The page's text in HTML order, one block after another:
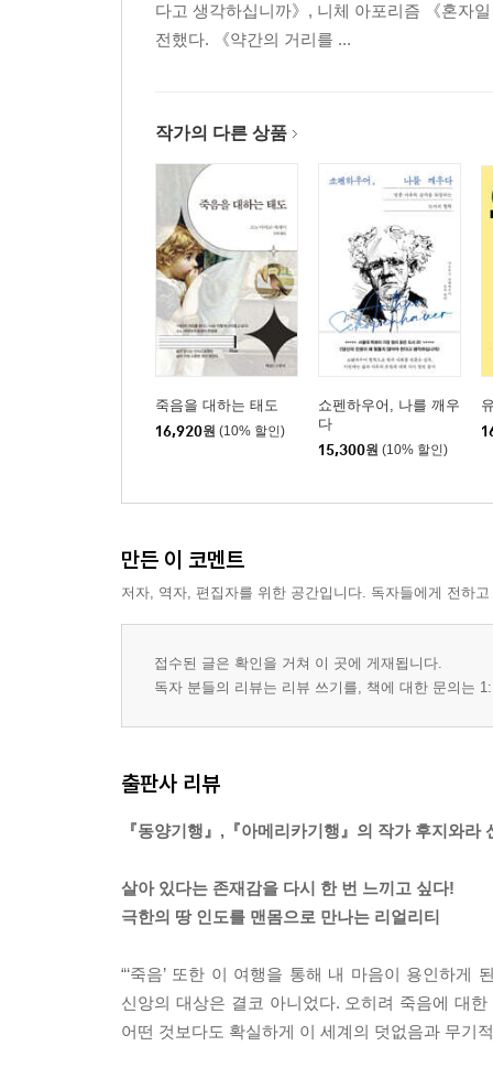
다고 생각하십니까》, 니체 아포리즘 《혼자
전했다. 《약간의 거리를 ...
작가의 다른 상품
죽음을 대하는 태도
16,920원 (10% 할인)
쇼펜하우어, 나를 깨우
다
15,300원 (10% 할인)
만든 이 코멘트
저자, 역자, 편집자를 위한 공간입니다. 독자들에게 전하
접수된 글은 확인을 거쳐 이 곳에 게재됩니다.
독자 분들의 리뷰는 리뷰 쓰기를, 책에 대한 문의는
출판사 리뷰
『동양기행』,『아메리카기행』의 작가 후지와라
살아 있다는 존재감을 다시 한 번 느끼고 싶다!
극한의 땅 인도를 맨몸으로 만나는 리얼리티
“‘죽음’ 또한 이 여행을 통해 내 마음이 용인하
신앙의 대상은 결코 아니었다. 오히려 죽음에 대
어떤 것보다도 확실하게 이 세계의 덧없음과 무기